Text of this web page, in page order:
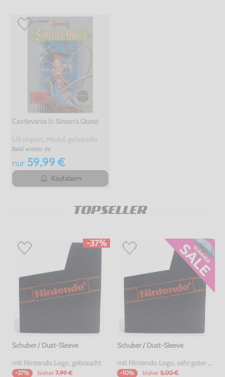
Castlevania II: Simon's Quest
Bald wieder da
nur59,99 €
Kaufalarm
TOPSELLER
-37%
Schuber / Dust-Sleeve
mit Nintendo Logo, gebraucht
-37% bisher 7,99 €
Schuber / Dust-Sleeve
mit Nintendo Logo, sehr guter Zustand, gebraucht
-10% bisher 5,00 €